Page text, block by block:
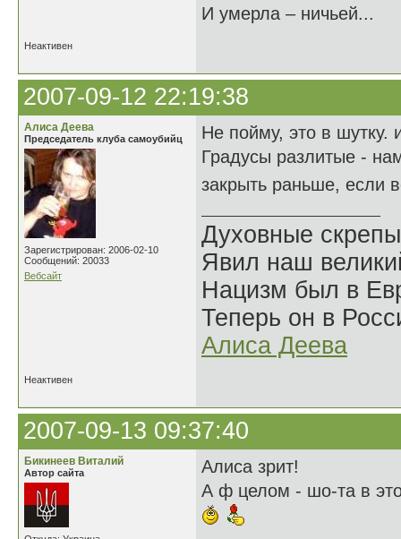
И умерла – ничьей...
Неактивен
2007-09-12 22:19:38
Алиса Деева
Председатель клуба самоубийц
Зарегистрирован: 2006-02-10
Сообщений: 20033
Вебсайт
Не пойму, это в шутку.
Градусы разлитые -
закрыть раньше, если
Духовные
Явил наш
Нацизм был в
Теперь он в
Алиса Деева
Неактивен
2007-09-13 09:37:40
Бикинеев Виталий
Автор сайта
Алиса зрит!
А ф целом - шо-та в